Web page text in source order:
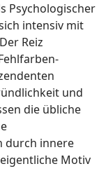
Psychologischer
intensiv mit
Reiz
und
die übliche
durch innere
Motiv